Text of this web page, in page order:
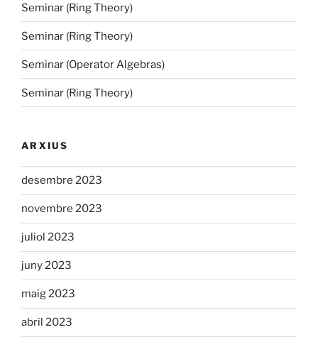
Seminar (Ring Theory)
Seminar (Ring Theory)
Seminar (Operator Algebras)
Seminar (Ring Theory)
ARXIUS
desembre 2023
novembre 2023
juliol 2023
juny 2023
maig 2023
abril 2023